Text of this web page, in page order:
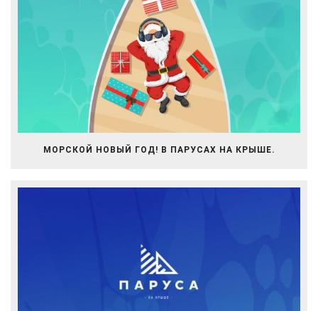
МОРСКОЙ НОВЫЙ ГОД! В ПАРУСАХ НА КРЫШЕ.